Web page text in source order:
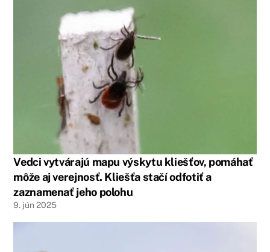
Vedci vytvárajú mapu výskytu kliešťov, pomáhať
môže aj verejnosť. Kliešťa stačí odfotiť a
zaznamenať jeho polohu
9. jún 2025